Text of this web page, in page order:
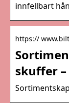
innfellbart
https://
skuffer